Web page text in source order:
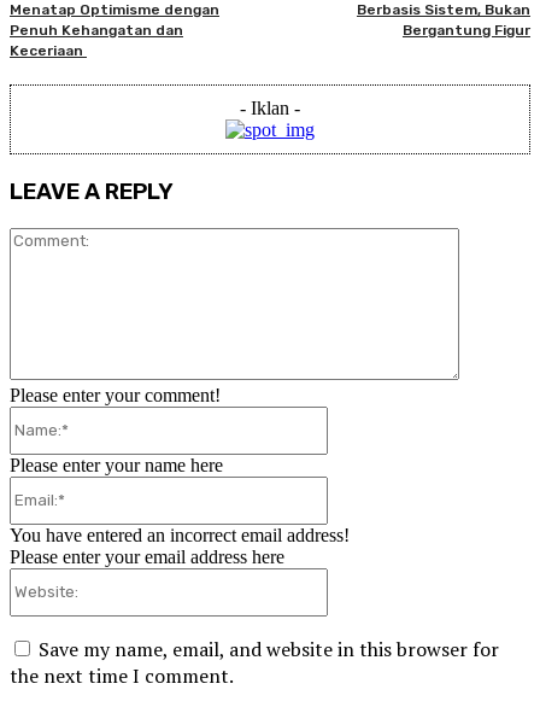
Menatap Optimisme dengan
Penuh Kehangatan dan
Keceriaan
Berbasis Sistem, Bukan
Bergantung Figur
- Iklan -
LEAVE A REPLY
Please enter your comment!
Please enter your name here
You have entered an incorrect email address!
Please enter your email address here
Save my name, email, and website in this browser for
the next time I comment.